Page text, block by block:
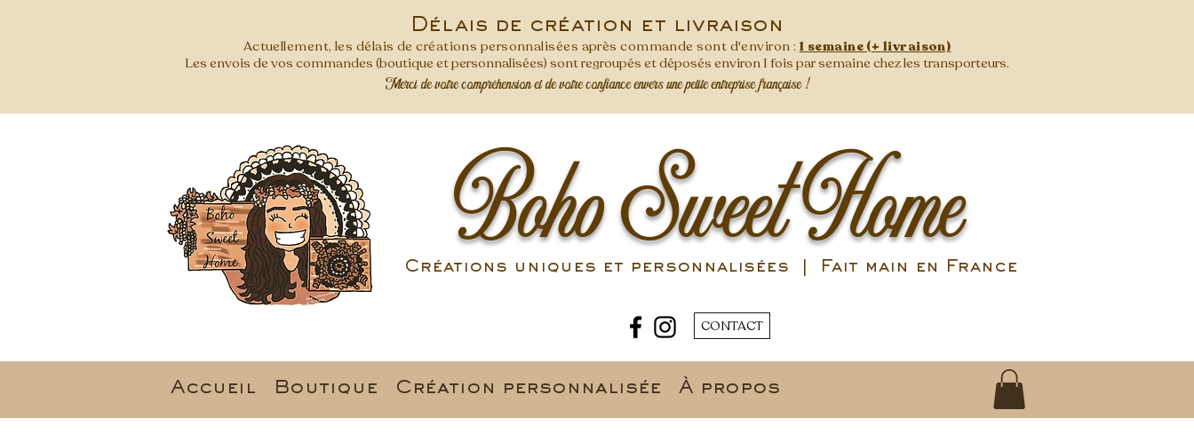
Délais de création et livraison
Actuellement, les délais de créations personnalisées après commande sont d'environ : 1 semaine (+ livraison)
Les envois de vos commandes (boutique et personnalisées) sont regroupés et déposés environ 1 fois par semaine chez les transporteurs.
Merci de votre compréhension et de votre confiance envers une petite entreprise française !
Boho Sweet Home
Créations uniques et personnalisées | Fait main en France
CONTACT
Accueil Boutique Création personnalisée À propos